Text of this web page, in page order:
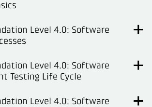
Level 4.0: Software
Level 4.0: Software
Testing Life Cycle
Level 4.0: Software